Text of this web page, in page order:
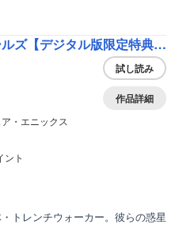
学園潜水艦隊マーメイドガールズ【デジタル版限定特典付き】
・エニックス
ント
試し読み
作品詳細
トレンチウォーカー。彼らの惑星